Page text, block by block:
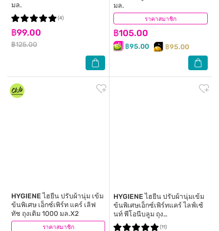
มล.
฿99.00
฿125.00
(4) ราคาสมาชิก
มล.
฿105.00
฿95.00 ฿95.00
(7)
ราคาสมาชิก
HYGIENEไฮยีน ปรับผ้านุ่ม เข้ม
ข้นพิเศษ เอ็กซ์เพิร์ท แคร์ เลิฟ
ทัช ถุงเติม 1000 มล.X2
(1)
HYGIENEไฮยีน ปรับผ้านุ่มเข้ม
ข้นพิเศษเอ็กซ์เพิร์ทแคร์ ไลฟ์เซ้
นท์ พีโอนีบลูม ถุง
เติม480มล(2+1)(11)